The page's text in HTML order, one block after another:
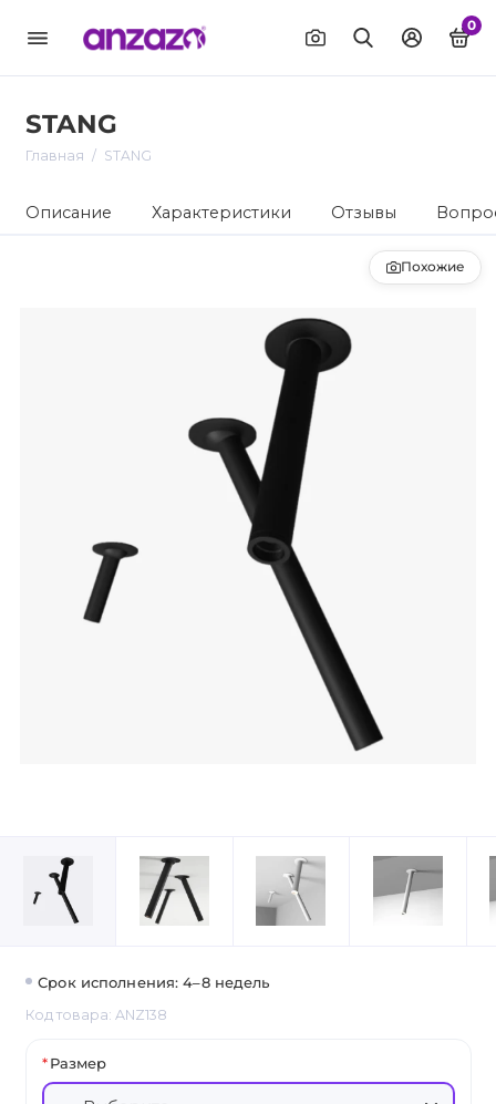
0
STANG
Главная STANG
Описание Характеристики Отзывы
Похожие
Срок исполнения: 4–8 недель
Код товара: ANZ138
Размер